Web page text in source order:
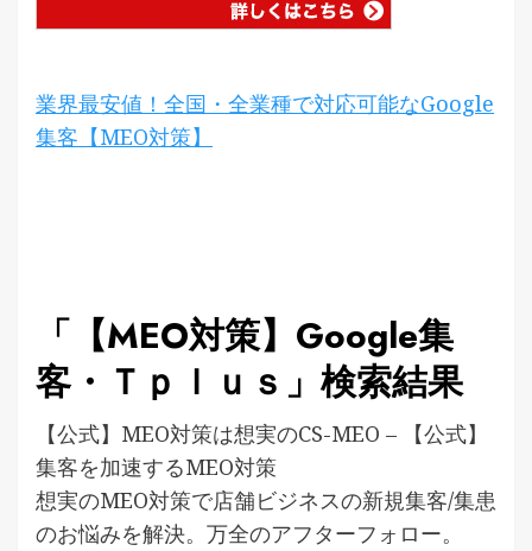
業界最安値！全国・全業種で対応可能なGoogle
集客【MEO対策】
「【MEO対策】Google集
客・Ｔｐｌｕｓ」検索結果
【公式】MEO対策は想実のCS-MEO – 【公式】
集客を加速するMEO対策
想実のMEO対策で店舗ビジネスの新規集客/集患
のお悩みを解決。万全のアフターフォロー。